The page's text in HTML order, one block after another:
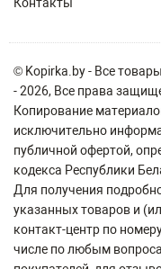
© Kopirka.by - Все
- 2026, Все права
Копирование
исключительно
публичной офертой,
кодекса Республики
Для получения
указанных товаров и
контакт-центр по
числе по любым